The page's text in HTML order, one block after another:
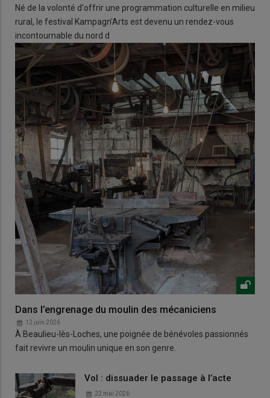
Né de la volonté d'offrir une programmation culturelle en milieu
rural, le festival Kampagn'Arts est devenu un rendez-vous
incontournable du nord d
Dans l’engrenage du moulin des mécaniciens
12 juin 2026
À Beaulieu-lès-Loches, une poignée de bénévoles passionnés
fait revivre un moulin unique en son genre.
Vol : dissuader le passage à l’acte
22 mai 2026